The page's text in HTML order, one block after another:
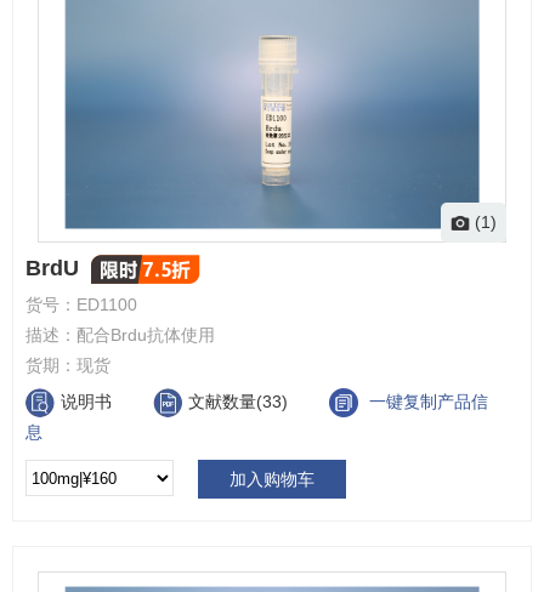
(1)
BrdU
货号： ED1100
描述： 配合Brdu抗体使用
货期： 现货
说明书
文献数量(33)
一键复制产品信
息
加入购物车